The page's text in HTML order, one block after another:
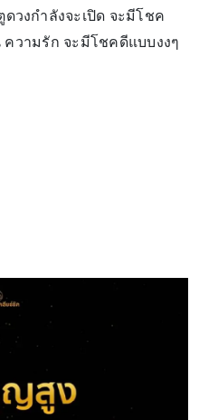
วงกำลังจะเปิด จะมีโชค
ความรัก จะมีโชคดีแบบงงๆ